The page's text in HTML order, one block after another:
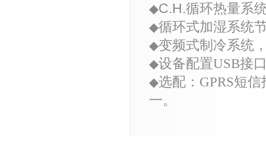
◆C.H.循环热量系
◆循环式加湿系统
◆变频式制冷系统
◆设备配置USB接
◆选配： GPRS短信
一。